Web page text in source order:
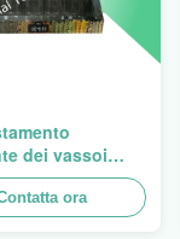
dei vassoi
cartone PDQ
le
ora